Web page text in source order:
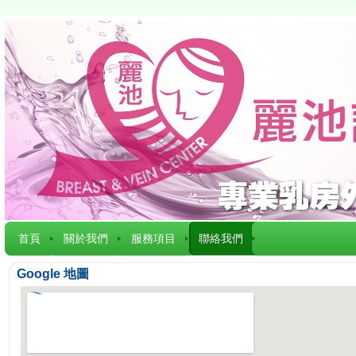
首頁 關於我們 服務項目 聯絡我們
Google 地圖